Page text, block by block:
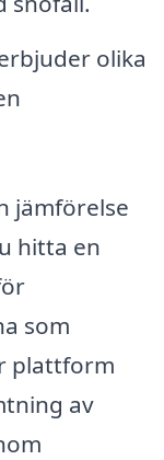
olika
jämförelse
hitta en
som
plattform
av